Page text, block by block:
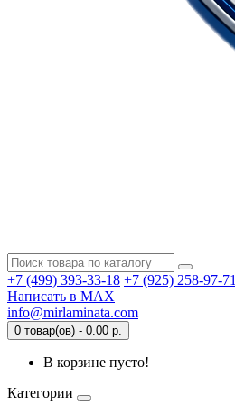
+7 (499) 393-33-18 +7 (925) 258-97-71
Написать в MAX
info@mirlaminata.com
0 товар(ов) - 0.00 р.
В корзине пусто!
Категории